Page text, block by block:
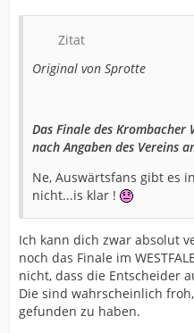
Zitat
Original von Sprotte
Das Finale des
nach Angaben des Vereins
Ne, Auswärtsfans gibt es
nicht...is klar !
Ich kann dich zwar absolut
noch das Finale im
nicht, dass die Entscheider
Die sind wahrscheinlich
gefunden zu haben.